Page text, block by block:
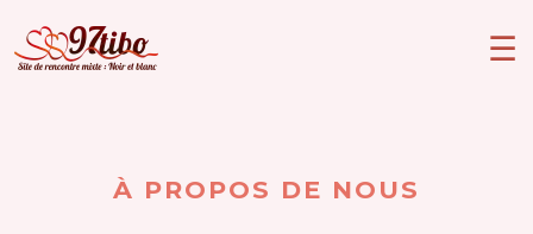
À PROPOS DE NOUS